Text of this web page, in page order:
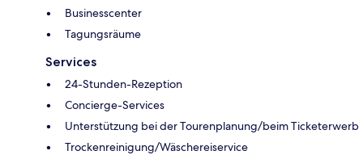
Businesscenter
Tagungsräume
Services
24-Stunden-Rezeption
Concierge-Services
Unterstützung bei der Tourenplanung/beim Ticketerwerb
Trockenreinigung/Wäschereiservice